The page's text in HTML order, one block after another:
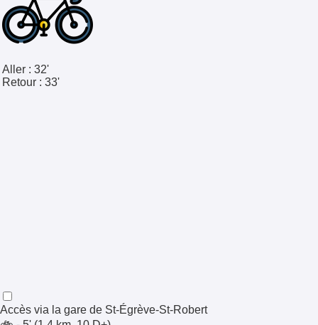
Aller : 32'
Retour : 33'
Accès via la gare de St-Égrève-St-Robert